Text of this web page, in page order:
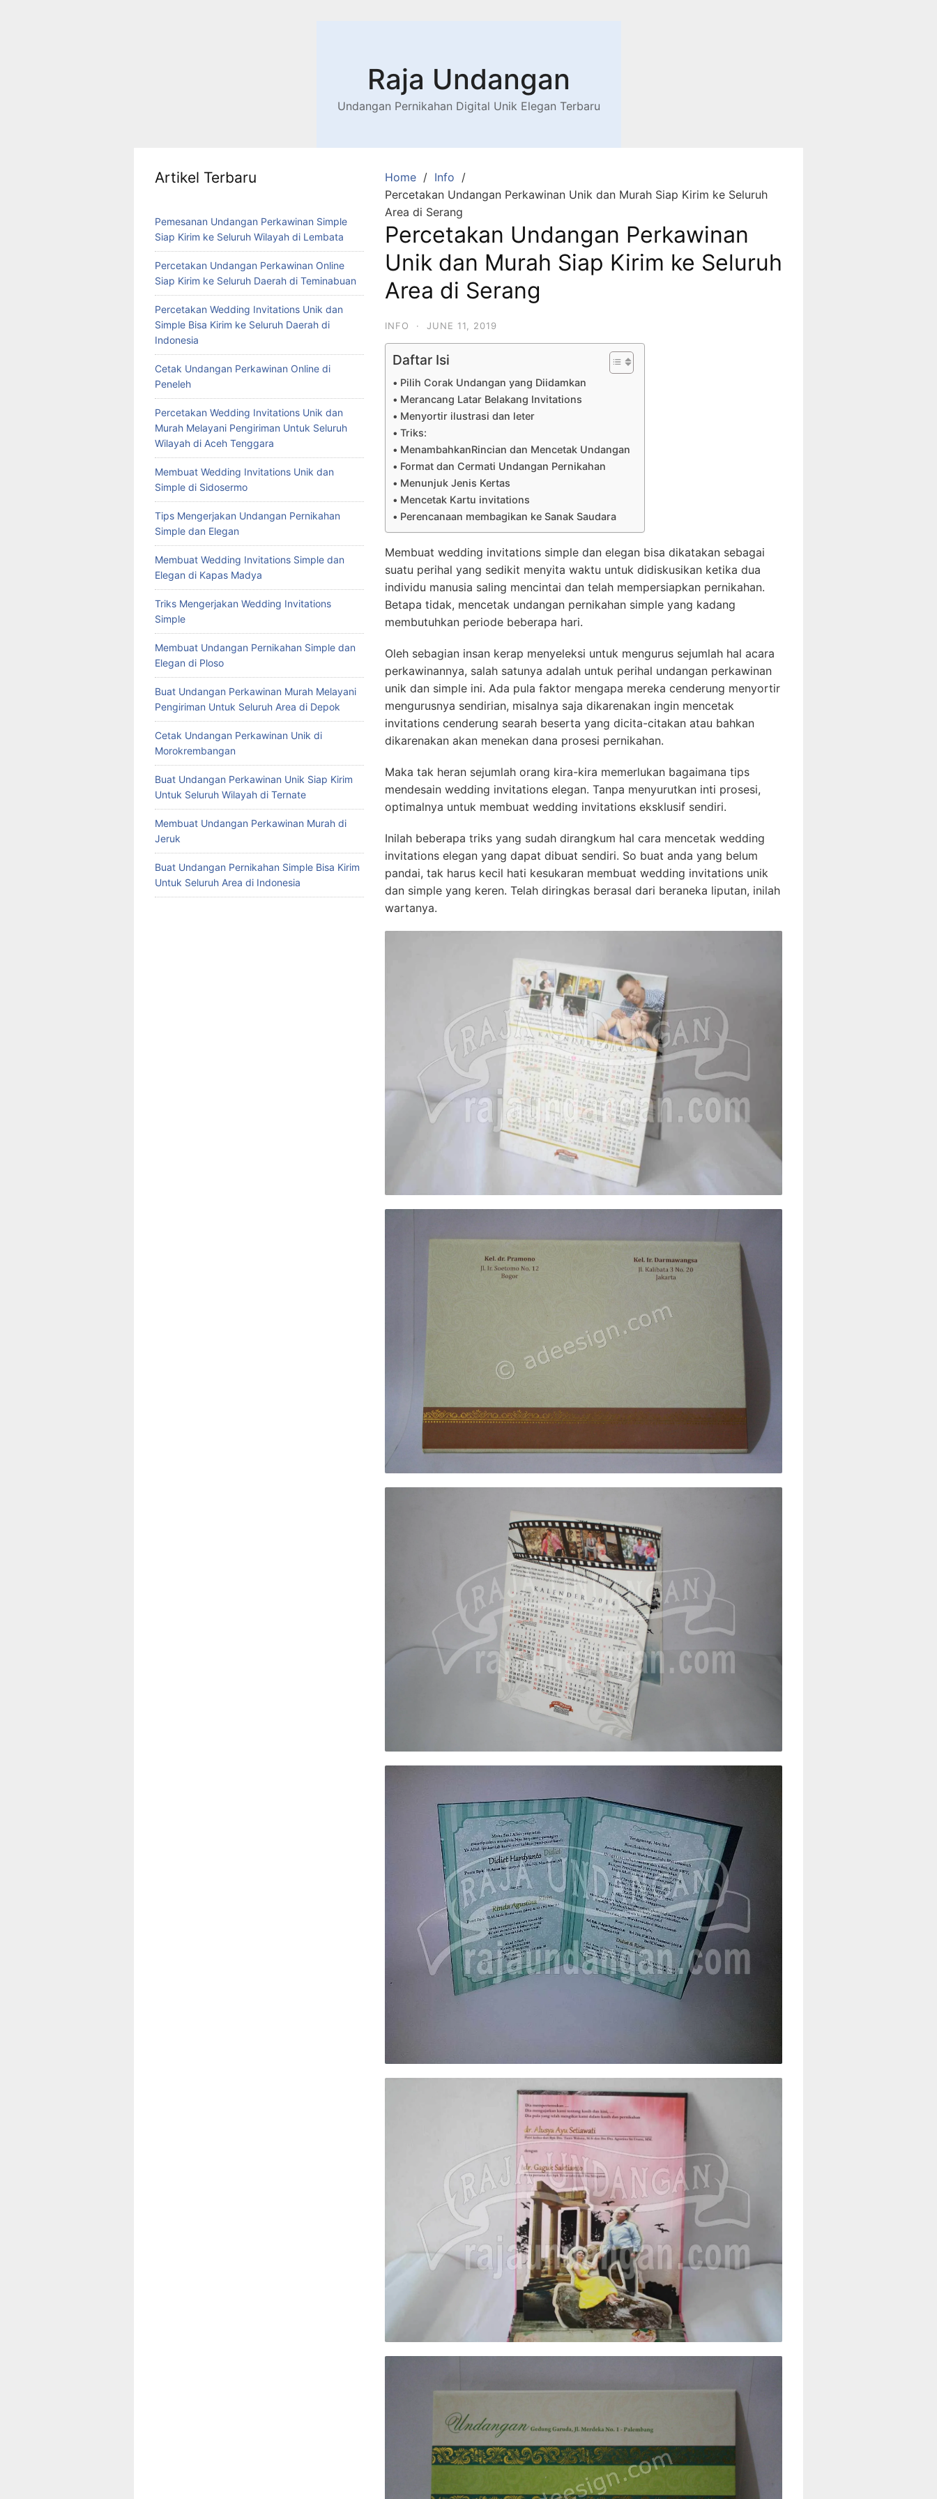
Raja Undangan
Undangan Pernikahan Digital Unik Elegan Terbaru
Home
Info
Percetakan Undangan Perkawinan Unik dan Murah Siap Kirim ke Seluruh
Area di Serang
Percetakan Undangan Perkawinan
Unik dan Murah Siap Kirim ke Seluruh
Area di Serang
INFO · JUNE 11, 2019
Daftar Isi
Pilih Corak Undangan yang Diidamkan
Merancang Latar Belakang Invitations
Menyortir ilustrasi dan leter
Triks:
MenambahkanRincian dan Mencetak Undangan
Format dan Cermati Undangan Pernikahan
Menunjuk Jenis Kertas
Mencetak Kartu invitations
Perencanaan membagikan ke Sanak Saudara
Membuat wedding invitations simple dan elegan bisa dikatakan sebagai
suatu perihal yang sedikit menyita waktu untuk didiskusikan ketika dua
individu manusia saling mencintai dan telah mempersiapkan pernikahan.
Betapa tidak, mencetak undangan pernikahan simple yang kadang
membutuhkan periode beberapa hari.
Oleh sebagian insan kerap menyeleksi untuk mengurus sejumlah hal acara
perkawinannya, salah satunya adalah untuk perihal undangan perkawinan
unik dan simple ini. Ada pula faktor mengapa mereka cenderung menyortir
mengurusnya sendirian, misalnya saja dikarenakan ingin mencetak
invitations cenderung searah beserta yang dicita-citakan atau bahkan
dikarenakan akan menekan dana prosesi pernikahan.
Maka tak heran sejumlah orang kira-kira memerlukan bagaimana tips
mendesain wedding invitations elegan. Tanpa menyurutkan inti prosesi,
optimalnya untuk membuat wedding invitations eksklusif sendiri.
Inilah beberapa triks yang sudah dirangkum hal cara mencetak wedding
invitations elegan yang dapat dibuat sendiri. So buat anda yang belum
pandai, tak harus kecil hati kesukaran membuat wedding invitations unik
dan simple yang keren. Telah diringkas berasal dari beraneka liputan, inilah
wartanya.
Artikel Terbaru
Pemesanan Undangan Perkawinan Simple
Siap Kirim ke Seluruh Wilayah di Lembata
Percetakan Undangan Perkawinan Online
Siap Kirim ke Seluruh Daerah di Teminabuan
Percetakan Wedding Invitations Unik dan
Simple Bisa Kirim ke Seluruh Daerah di
Indonesia
Cetak Undangan Perkawinan Online di
Peneleh
Percetakan Wedding Invitations Unik dan
Murah Melayani Pengiriman Untuk Seluruh
Wilayah di Aceh Tenggara
Membuat Wedding Invitations Unik dan
Simple di Sidosermo
Tips Mengerjakan Undangan Pernikahan
Simple dan Elegan
Membuat Wedding Invitations Simple dan
Elegan di Kapas Madya
Triks Mengerjakan Wedding Invitations
Simple
Membuat Undangan Pernikahan Simple dan
Elegan di Ploso
Buat Undangan Perkawinan Murah Melayani
Pengiriman Untuk Seluruh Area di Depok
Cetak Undangan Perkawinan Unik di
Morokrembangan
Buat Undangan Perkawinan Unik Siap Kirim
Untuk Seluruh Wilayah di Ternate
Membuat Undangan Perkawinan Murah di
Jeruk
Buat Undangan Pernikahan Simple Bisa Kirim
Untuk Seluruh Area di Indonesia